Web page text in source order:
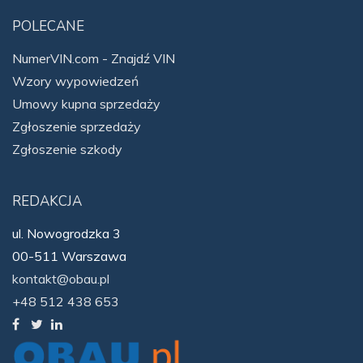
POLECANE
NumerVIN.com - Znajdź VIN
Wzory wypowiedzeń
Umowy kupna sprzedaży
Zgłoszenie sprzedaży
Zgłoszenie szkody
REDAKCJA
ul. Nowogrodzka 3
00-511 Warszawa
kontakt@obau.pl
+48 512 438 653